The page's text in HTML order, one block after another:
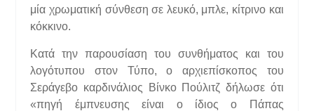
μία χρωματική σύνθεση σε λευκό, μπλε, κίτρινο και
κόκκινο.
Κατά την παρουσίαση του συνθήματος και του
λογότυπου στον Τύπο, ο αρχιεπίσκοπος του
Σεράγεβο καρδινάλιος Βίνκο Πούλιτζ δήλωσε ότι
«πηγή έμπνευσης είναι ο ίδιος ο Πάπας